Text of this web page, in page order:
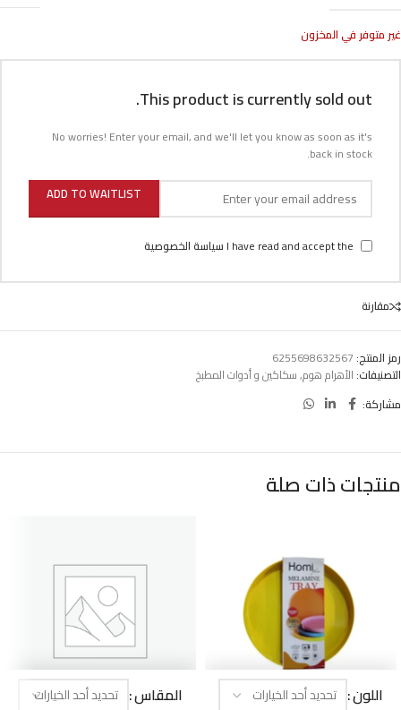
غير متوفر في المخزون
This product is currently sold out.
No worries! Enter your email, and we'll let you know as soon as it's
back in stock.
ADD TO WAITLIST
I have read and accept the سياسة الخصوصية
مقارنة
رمز المنتج:6255698632567
التصنيفات:الأهرام هوم,سكاكين و أدوات المطبخ
مشاركة:
منتجات ذات صلة
اللون المقاس